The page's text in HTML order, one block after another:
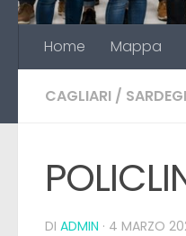
Home Mappa
CAGLIARI /
DI ADMIN · 4 MARZO